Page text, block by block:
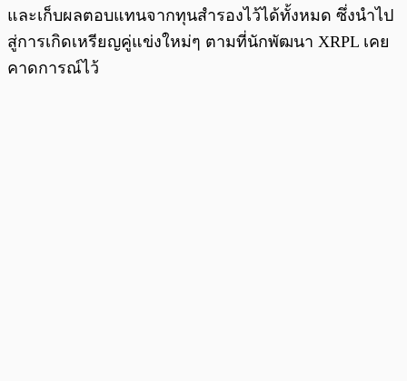
และเก็บผลตอบแทนจากทุนสำรองไว้ได้ทั้งหมด ซึ่งนำไป
สู่การเกิดเหรียญคู่แข่งใหม่ๆ ตามที่นักพัฒนา XRPL เคย
คาดการณ์ไว้